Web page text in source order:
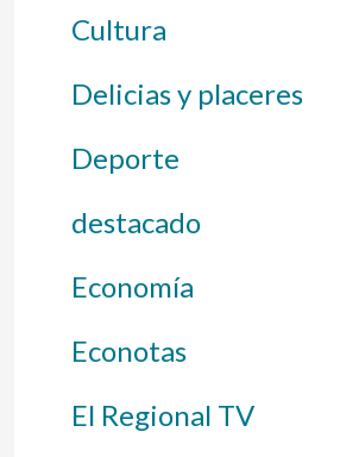
Cultura
Delicias y placeres
Deporte
destacado
Economía
Econotas
El Regional TV